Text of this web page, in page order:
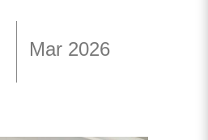
Mar 2026